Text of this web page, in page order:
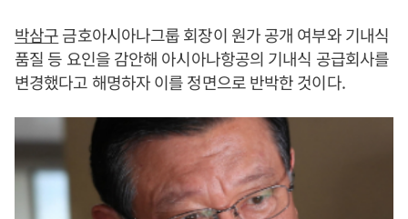
박삼구금호아시아나그룹 회장이 원가 공개 여부와 기내식
품질 등 요인을 감안해 아시아나항공의 기내식 공급회사를
변경했다고 해명하자 이를 정면으로 반박한 것이다.